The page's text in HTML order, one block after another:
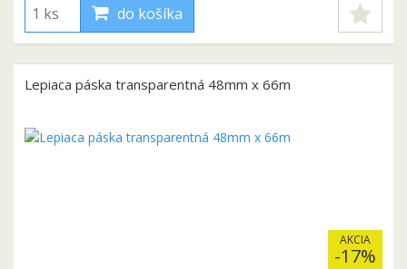
do košíka
Lepiaca páska transparentná 48mm x 66m
AKCIA
-17%